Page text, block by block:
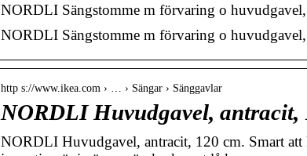
NORDLI Sängstomme m förvaring o
NORDLI Sängstomme m förvaring o
http s://www.ikea.com › … › Sängar › Sänggavlar
NORDLI Huvudgavel, antracit,
NORDLI Huvudgavel, antracit, 120 cm. Smart